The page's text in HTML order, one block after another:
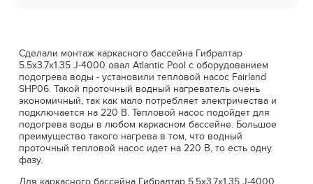
Сделали монтаж каркасного бассейна Гибралтар
5.5х3.7х1.35 J-4000 овал Atlantic Pool с оборудованием
подогрева воды - установили тепловой насос Fairland
SHP06. Такой проточный водный нагреватель очень
экономичный, так как мало потребляет электричества и
подключается на 220 В. Тепловой насос подойдет для
подогрева воды в любом каркасном бассейне. Большое
преимущество такого нагрева в том, что водный
проточный тепловой насос идет на 220 В, то есть одну
фазу.
Для каркасного бассейна Гибралтар 5.5х3.7х1.35 J-4000